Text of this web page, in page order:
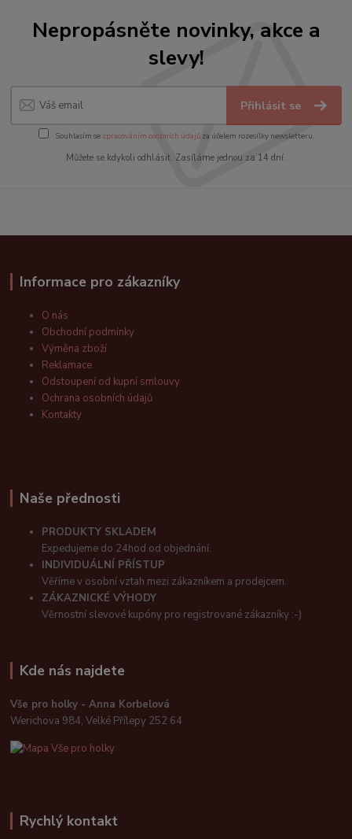
Nepropásněte novinky, akce a
slevy!
Přihlásit se
Souhlasím se zpracováním osobních údajůza účelem rozesílky newsletteru.
Můžete se kdykoli odhlásit. Zasíláme jednou za 14 dní.
Informace pro zákazníky
O nás
Obchodní podmínky
Výměna zboží
Reklamace
Odstoupení od kupní smlouvy
Ochrana osobních údajů
Kontakty
Naše přednosti
PRODUKTY SKLADEM
Expedujeme do 24hod od objednání.
INDIVIDUÁLNÍ PŘÍSTUP
Věříme v osobní vztah mezi zákazníkem a prodejcem.
ZÁKAZNICKÉ VÝHODY
Věrnostní slevové kupóny pro registrované zákazníky :-)
Kde nás najdete
Vše pro holky - Anna Korbelová
Werichova 984, Velké Přílepy 252 64
Rychlý kontakt